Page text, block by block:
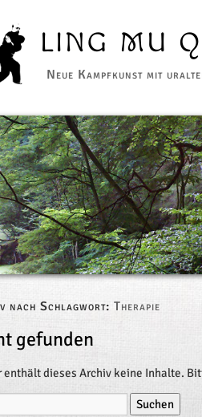
LING MU
Neue Kampfkunst mit
nach Schlagwort:Therapie
gefunden
enthält dieses Archiv keine Inhalte.